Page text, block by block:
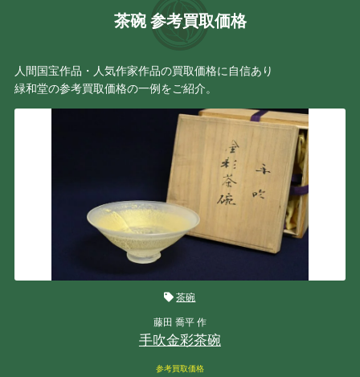
茶碗 参考買取価格
人間国宝作品・人気作家作品の買取価格に自信あり
緑和堂の参考買取価格の一例をご紹介。
茶碗
藤田 喬平 作
手吹金彩茶碗
参考買取価格